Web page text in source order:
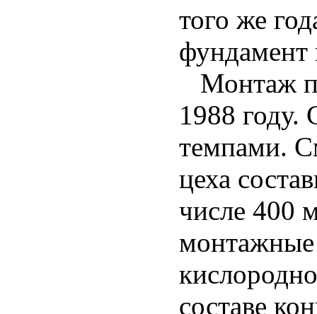
того же
фундамент
Монтаж
1988 году.
темпами.
цеха
числе 400
монтажные
составе